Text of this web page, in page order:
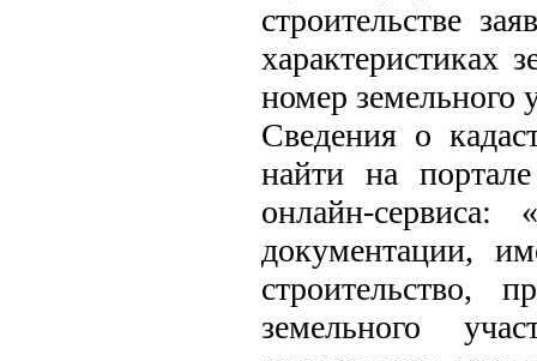
строительстве
характеристиках
номер земельного
Сведения о
найти на
онлайн-сервиса:
документации,
строительство,
земельного